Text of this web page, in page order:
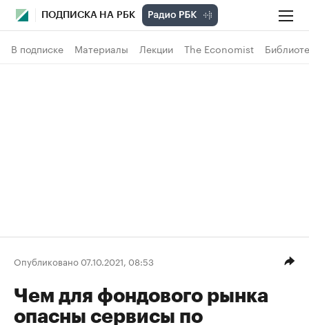
ПОДПИСКА НА РБК
В подписке Материалы Лекции The Economist
Опубликовано 07.10.2021, 08:53
Чем для фондового рынка
опасны сервисы по